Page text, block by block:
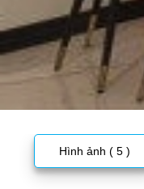
Hình ảnh ( 5 )